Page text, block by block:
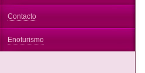
Contacto
Enoturismo